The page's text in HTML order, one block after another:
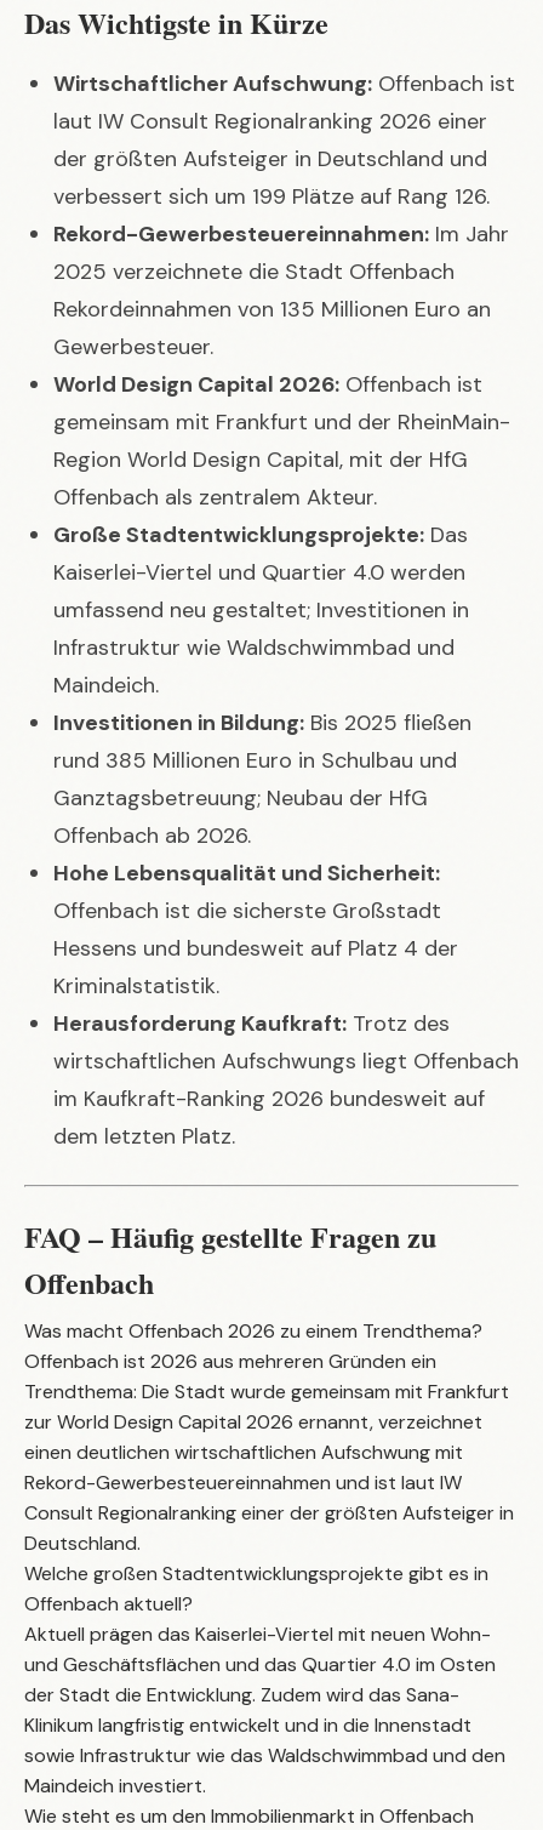
Das Wichtigste in Kürze
Wirtschaftlicher Aufschwung: Offenbach ist
laut IW Consult Regionalranking 2026 einer
der größten Aufsteiger in Deutschland und
verbessert sich um 199 Plätze auf Rang 126.
Rekord-Gewerbesteuereinnahmen: Im Jahr
2025 verzeichnete die Stadt Offenbach
Rekordeinnahmen von 135 Millionen Euro an
Gewerbesteuer.
World Design Capital 2026: Offenbach ist
gemeinsam mit Frankfurt und der RheinMain-
Region World Design Capital, mit der HfG
Offenbach als zentralem Akteur.
Große Stadtentwicklungsprojekte: Das
Kaiserlei-Viertel und Quartier 4.0 werden
umfassend neu gestaltet; Investitionen in
Infrastruktur wie Waldschwimmbad und
Maindeich.
Investitionen in Bildung: Bis 2025 fließen
rund 385 Millionen Euro in Schulbau und
Ganztagsbetreuung; Neubau der HfG
Offenbach ab 2026.
Hohe Lebensqualität und Sicherheit:
Offenbach ist die sicherste Großstadt
Hessens und bundesweit auf Platz 4 der
Kriminalstatistik.
Herausforderung Kaufkraft: Trotz des
wirtschaftlichen Aufschwungs liegt Offenbach
im Kaufkraft-Ranking 2026 bundesweit auf
dem letzten Platz.
FAQ – Häufig gestellte Fragen zu
Offenbach
Was macht Offenbach 2026 zu einem Trendthema?
Offenbach ist 2026 aus mehreren Gründen ein
Trendthema: Die Stadt wurde gemeinsam mit Frankfurt
zur World Design Capital 2026 ernannt, verzeichnet
einen deutlichen wirtschaftlichen Aufschwung mit
Rekord-Gewerbesteuereinnahmen und ist laut IW
Consult Regionalranking einer der größten Aufsteiger in
Deutschland.
Welche großen Stadtentwicklungsprojekte gibt es in
Offenbach aktuell?
Aktuell prägen das Kaiserlei-Viertel mit neuen Wohn-
und Geschäftsflächen und das Quartier 4.0 im Osten
der Stadt die Entwicklung. Zudem wird das Sana-
Klinikum langfristig entwickelt und in die Innenstadt
sowie Infrastruktur wie das Waldschwimmbad und den
Maindeich investiert.
Wie steht es um den Immobilienmarkt in Offenbach